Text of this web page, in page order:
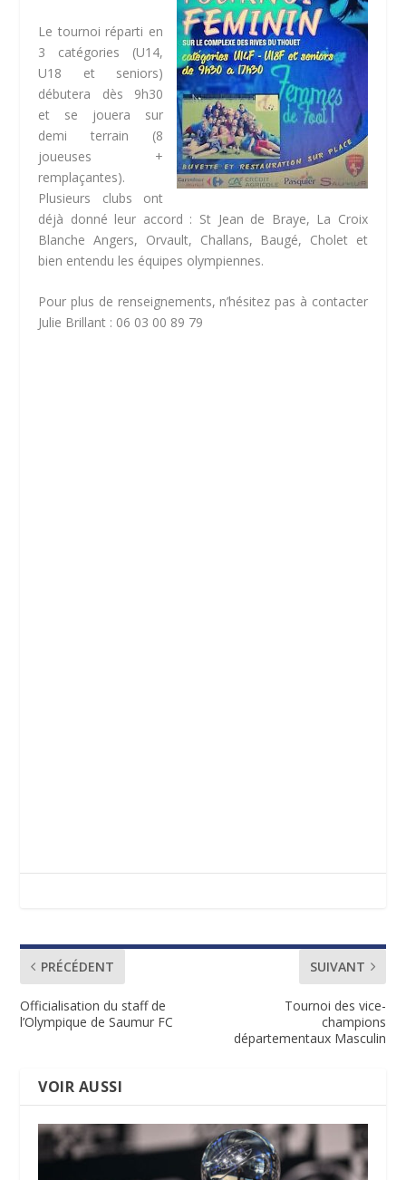
Le tournoi réparti en
3 catégories (U14,
U18 et seniors)
débutera dès 9h30
et se jouera sur
demi terrain (8
joueuses +
remplaçantes).
Plusieurs clubs ont
déjà donné leur accord : St Jean de Braye, La Croix
Blanche Angers, Orvault, Challans, Baugé, Cholet et
bien entendu les équipes olympiennes.
Pour plus de renseignements, n’hésitez pas à contacter
Julie Brillant : 06 03 00 89 79
PRÉCÉDENT
Officialisation du staff de
l’Olympique de Saumur FC
SUIVANT
Tournoi des vice-
champions
départementaux Masculin
VOIR AUSSI